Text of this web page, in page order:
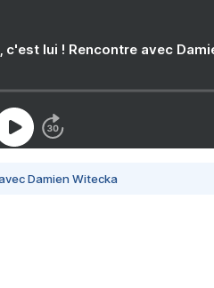
lui ! Rencontre avec
Damien Witecka